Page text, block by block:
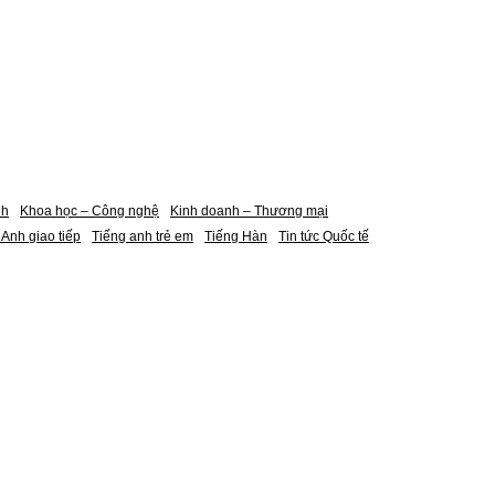
Khoa học – Công nghệ
Kinh doanh – Thương mại
giao tiếp
Tiếng anh trẻ em Tiếng Hàn Tin tức Quốc tế